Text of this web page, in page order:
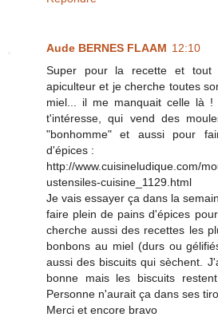
Aude BERNES FLAAM 12:10
Super pour la recette et
apiculteur et je cherche toutes
miel... il me manquait celle là
t'intéresse, qui vend des
"bonhomme" et aussi pour
d'épices :
http://www.cuisineludique.com/
ustensiles-cuisine_1129.html
Je vais essayer ça dans la
faire plein de pains d'épices
cherche aussi des recettes les
bonbons au miel (durs ou
aussi des biscuits qui sèchent.
bonne mais les biscuits
Personne n'aurait ça dans ses
Merci et encore bravo